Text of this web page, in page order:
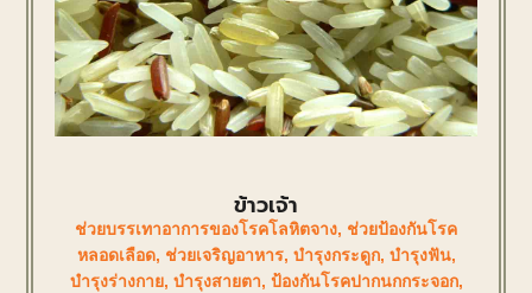
ข้าวเจ้า
ช่วยบรรเทาอาการของโรคโลหิตจาง, ช่วยป้องกันโรค
หลอดเลือด, ช่วยเจริญอาหาร, บำรุงกระดูก, บำรุงฟัน,
บำรุงร่างกาย, บำรุงสายตา, ป้องกันโรคปากนกกระจอก,